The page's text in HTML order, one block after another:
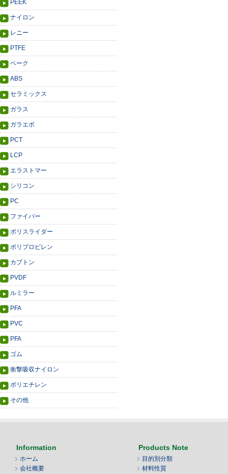
PEEK
ナイロン
レニー
PTFE
ベーク
ABS
セラミックス
ガラス
ガラエポ
PCT
LCP
エラストマー
シリコン
PC
ファイバー
ポリスライダー
ポリプロピレン
カプトン
PVDF
ルミラー
PFA
PVC
PFA
ゴム
衝撃吸収ナイロン
ポリエチレン
その他
Information
ホーム
会社概要
Products Note
目的別分類
材料性質